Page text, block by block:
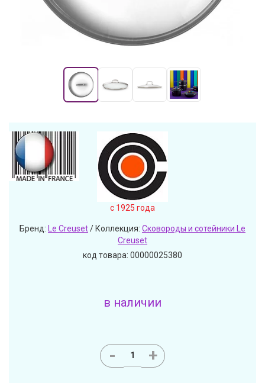
c 1925 года
Бренд: Le Creuset/ Коллекция: Сковороды и сотейники Le
Creuset
код товара: 00000025380
в наличии
- +